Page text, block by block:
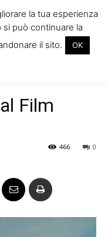
Film
0
466
la tua esperienza
si può continuare la
il sito.
OK